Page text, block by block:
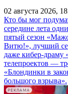
02 августа 2026,
Кто бы мог
середине лета
пятый сезон
Витю!», лучший
даже кибер-драму
телепроектов —
«Блондинки в
большого взрыва».
РЕКЛАМА